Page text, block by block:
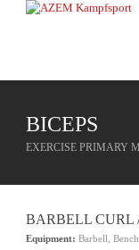
BICEPS
EXERCISE PRIMARY
BARBELL CURL
Equipment: Barbell, Bench